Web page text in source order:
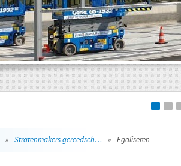
» Stratenmakers gereedschap » Egaliseren